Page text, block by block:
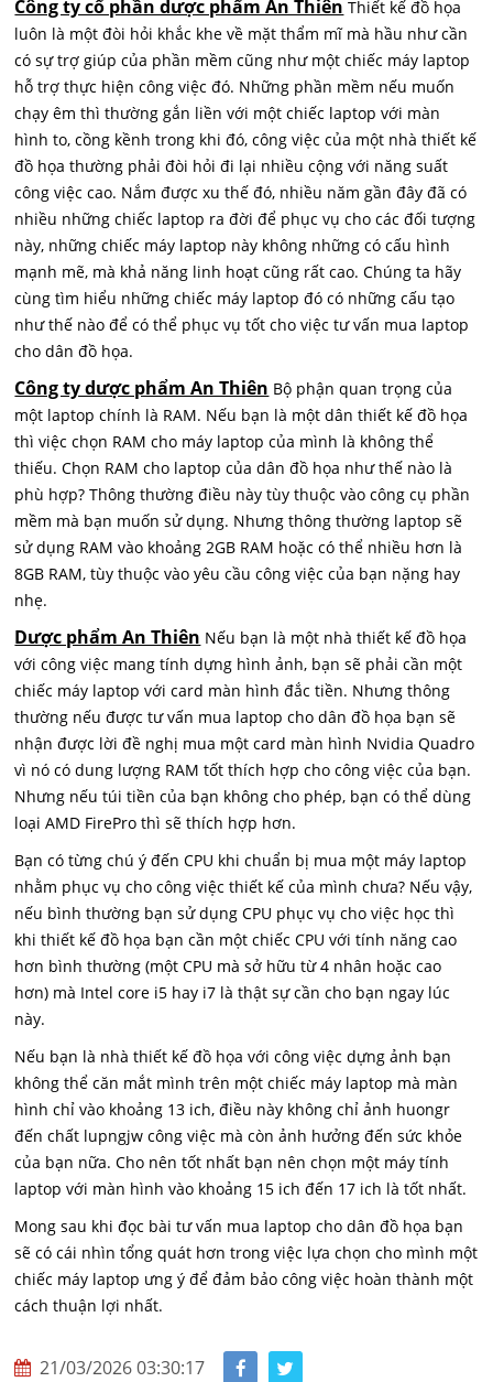
Công ty cổ phần dược phẩm An Thiên Thiết kế đồ họa
luôn là một đòi hỏi khắc khe về mặt thẩm mĩ mà hầu như cần
có sự trợ giúp của phần mềm cũng như một chiếc máy laptop
hỗ trợ thực hiện công việc đó. Những phần mềm nếu muốn
chạy êm thì thường gắn liền với một chiếc laptop với màn
hình to, cồng kềnh trong khi đó, công việc của một nhà thiết kế
đồ họa thường phải đòi hỏi đi lại nhiều cộng với năng suất
công việc cao. Nắm được xu thế đó, nhiều năm gần đây đã có
nhiều những chiếc laptop ra đời để phục vụ cho các đối tượng
này, những chiếc máy laptop này không những có cấu hình
mạnh mẽ, mà khả năng linh hoạt cũng rất cao. Chúng ta hãy
cùng tìm hiểu những chiếc máy laptop đó có những cấu tạo
như thế nào để có thể phục vụ tốt cho việc tư vấn mua laptop
cho dân đồ họa.
Công ty dược phẩm An Thiên Bộ phận quan trọng của
một laptop chính là RAM. Nếu bạn là một dân thiết kế đồ họa
thì việc chọn RAM cho máy laptop của mình là không thể
thiếu. Chọn RAM cho laptop của dân đồ họa như thế nào là
phù hợp? Thông thường điều này tùy thuộc vào công cụ phần
mềm mà bạn muốn sử dụng. Nhưng thông thường laptop sẽ
sử dụng RAM vào khoảng 2GB RAM hoặc có thể nhiều hơn là
8GB RAM, tùy thuộc vào yêu cầu công việc của bạn nặng hay
nhẹ.
Dược phẩm An Thiên Nếu bạn là một nhà thiết kế đồ họa
với công việc mang tính dựng hình ảnh, bạn sẽ phải cần một
chiếc máy laptop với card màn hình đắc tiền. Nhưng thông
thường nếu được tư vấn mua laptop cho dân đồ họa bạn sẽ
nhận được lời đề nghị mua một card màn hình Nvidia Quadro
vì nó có dung lượng RAM tốt thích hợp cho công việc của bạn.
Nhưng nếu túi tiền của bạn không cho phép, bạn có thể dùng
loại AMD FirePro thì sẽ thích hợp hơn.
Bạn có từng chú ý đến CPU khi chuẩn bị mua một máy laptop
nhằm phục vụ cho công việc thiết kế của mình chưa? Nếu vậy,
nếu bình thường bạn sử dụng CPU phục vụ cho việc học thì
khi thiết kế đồ họa bạn cần một chiếc CPU với tính năng cao
hơn bình thường (một CPU mà sở hữu từ 4 nhân hoặc cao
hơn) mà Intel core i5 hay i7 là thật sự cần cho bạn ngay lúc
này.
Nếu bạn là nhà thiết kế đồ họa với công việc dựng ảnh bạn
không thể căn mắt mình trên một chiếc máy laptop mà màn
hình chỉ vào khoảng 13 ich, điều này không chỉ ảnh huongr
đến chất lupngjw công việc mà còn ảnh hưởng đến sức khỏe
của bạn nữa. Cho nên tốt nhất bạn nên chọn một máy tính
laptop với màn hình vào khoảng 15 ich đến 17 ich là tốt nhất.
Mong sau khi đọc bài tư vấn mua laptop cho dân đồ họa bạn
sẽ có cái nhìn tổng quát hơn trong việc lựa chọn cho mình một
chiếc máy laptop ưng ý để đảm bảo công việc hoàn thành một
cách thuận lợi nhất.
21/03/2026 03:30:17